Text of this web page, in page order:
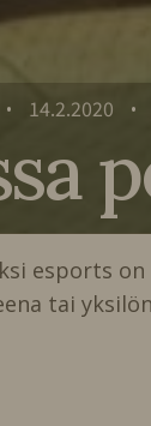
• 14.2.2020 •
esports
tai